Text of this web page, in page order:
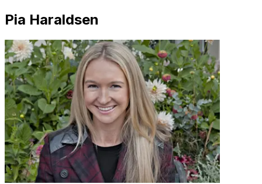
Pia Haraldsen